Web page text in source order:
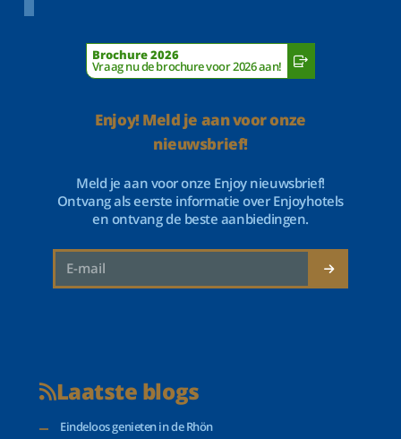
Brochure 2026
Vraag nu de brochure voor 2026 aan!
Enjoy! Meld je aan voor onze
nieuwsbrief!
Meld je aan voor onze Enjoy nieuwsbrief!
Ontvang als eerste informatie over Enjoyhotels
en ontvang de beste aanbiedingen.
Laatste blogs
Eindeloos genieten in de Rhön